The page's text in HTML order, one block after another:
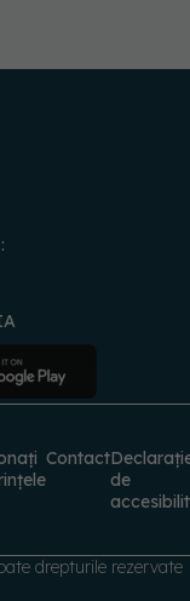
Contact
de
drepturile rezervate